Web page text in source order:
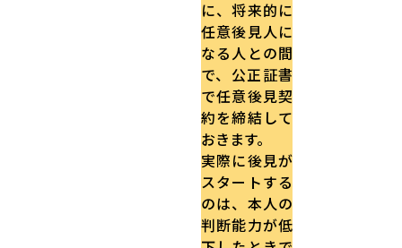
に、将来的に
任意後見人に
なる人との間
で、公正証書
で任意後見契
約を締結して
おきます。
実際に後見が
スタートする
のは、本人の
判断能力が低